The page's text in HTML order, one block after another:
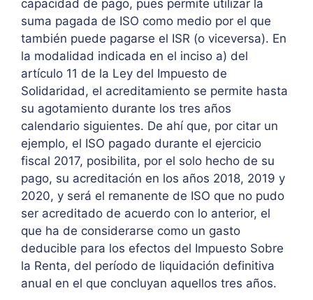
capacidad de pago, pues permite utilizar la
suma pagada de ISO como medio por el que
también puede pagarse el ISR (o viceversa). En
la modalidad indicada en el inciso a) del
artículo 11 de la Ley del Impuesto de
Solidaridad, el acreditamiento se permite hasta
su agotamiento durante los tres años
calendario siguientes. De ahí que, por citar un
ejemplo, el ISO pagado durante el ejercicio
fiscal 2017, posibilita, por el solo hecho de su
pago, su acreditación en los años 2018, 2019 y
2020, y será el remanente de ISO que no pudo
ser acreditado de acuerdo con lo anterior, el
que ha de considerarse como un gasto
deducible para los efectos del Impuesto Sobre
la Renta, del período de liquidación definitiva
anual en el que concluyan aquellos tres años.